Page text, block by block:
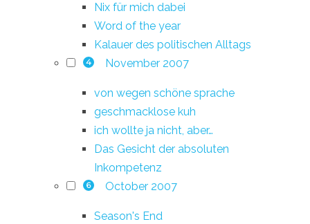
Nix für mich dabei
Word of the year
Kalauer des politischen Alltags
4 November 2007
von wegen schöne sprache
geschmacklose kuh
ich wollte ja nicht, aber…
Das Gesicht der absoluten
Inkompetenz
6 October 2007
Season's End